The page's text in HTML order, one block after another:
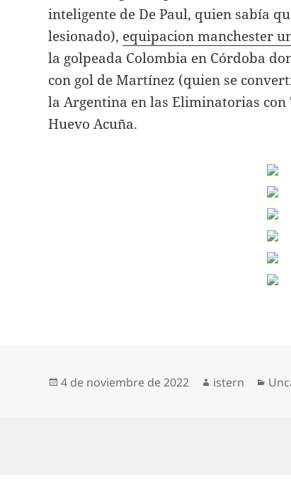
inteligente de De Paul, quien sabía
lesionado), equipacion manchester
la golpeada Colombia en Córdoba
con gol de Martínez (quien se
la Argentina en las Eliminatorias con
Huevo Acuña.
Publicado
4 de noviembre de 2022 Autor
istern